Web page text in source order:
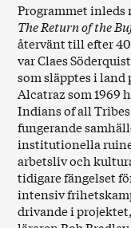
Programmet inleds
The Return of the
återvänt till efter
var Claes
som släpptes i land
Alcatraz som 1969
Indians of all
fungerande
institutionella
arbetsliv och
tidigare fängelset
intensiv
drivande i